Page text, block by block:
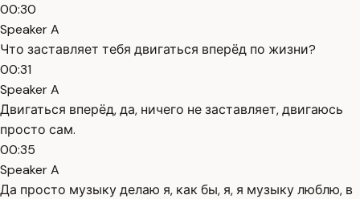
00:30
Speaker A
Что заставляет тебя двигаться вперёд по жизни?
00:31
Speaker A
Двигаться вперёд, да, ничего не заставляет, двигаюсь
просто сам.
00:35
Speaker A
Да просто музыку делаю я, как бы, я, я музыку люблю, в